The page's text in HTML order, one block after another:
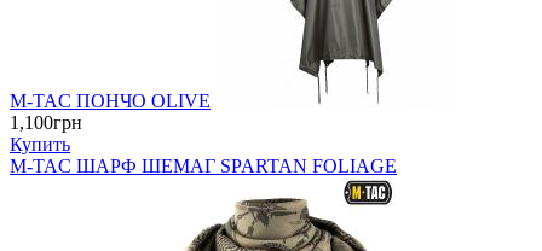
M-TAC ПОНЧО OLIVE
1,100грн
Купить
M-TAC ШАРФ ШЕМАГ SPARTAN FOLIAGE